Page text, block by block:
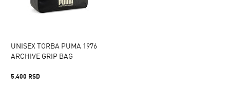
UNISEX TORBA PUMA 1976
ARCHIVE GRIP BAG
5.400 RSD